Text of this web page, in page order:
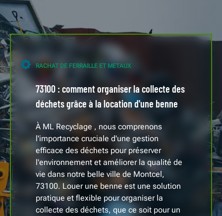
RACHAT DE FERRAILLE ET METAUX
73100 : comment organiser la collecte des
déchets grâce à la location d'une benne
À ML Recyclage , nous comprenons
l'importance cruciale d'une gestion
efficace des déchets pour préserver
l'environnement et améliorer la qualité de
vie dans notre belle ville de Montcel,
73100. Louer une benne est une solution
pratique et flexible pour organiser la
collecte des déchets, que ce soit pour un